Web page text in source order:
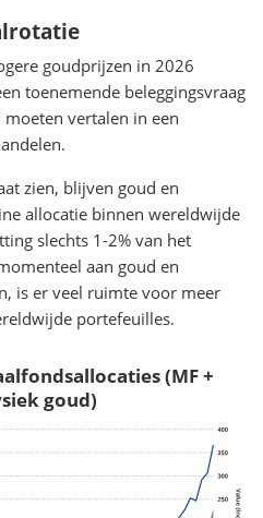
goudprijzen in 2026
toenemende beleggingsvraag
vertalen in een
zien, blijven goud en
allocatie binnen wereldwijde
slechts 1-2% van het
aan goud en
is er veel ruimte voor meer
portefeuilles.
(MF +
goud)